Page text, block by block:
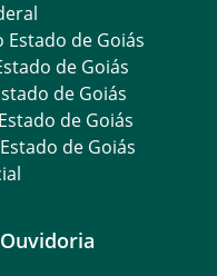
Estado de Goiás
de Goiás
de Goiás
de Goiás
de Goiás